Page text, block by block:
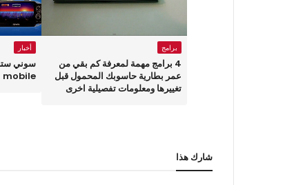
برامج
4 برامج مهمة لمعرفة كم بقي من
عمر بطارية حاسوبك المحمول قبل
تغييرها ومعلومات تفصيلية اخرى
أخبار
mobile
شارك هذا